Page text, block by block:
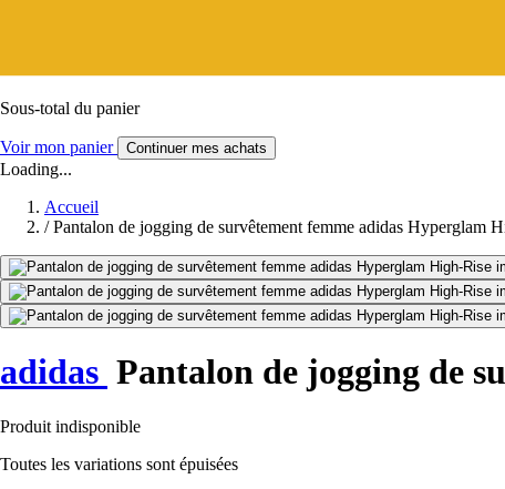
Sous-total du panier
Voir mon panier Continuer mes achats
Loading...
Accueil
/ Pantalon de jogging de survêtement femme adidas Hyperglam
adidas Pantalon de jogging de
Produit indisponible
Toutes les variations sont épuisées